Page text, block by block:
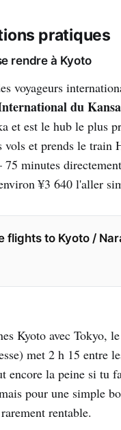
pratiques
rendre à Kyoto
voyageurs
du
et est le hub le plus
vols et prends le train
minutes
¥3 640 l'aller
flights to Kyoto /
Kyoto avec Tokyo, le
met 2 h 15 entre
encore la peine si tu
pour une simple
rentable.